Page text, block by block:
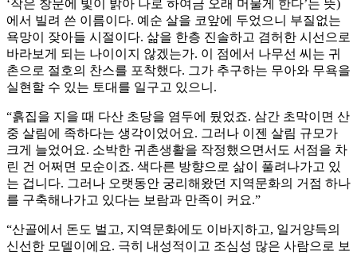
‘작은 창문에 빛이 밝아 나로 하여금 오래 머물게 한다’는 뜻)
에서 빌려 쓴 이름이다. 예순 살을 코앞에 두었으니 부질없는
욕망이 잦아들 시절이다. 삶을 한층 진솔하고 겸허한 시선으로
바라보게 되는 나이이지 않겠는가. 이 점에서 나무선 씨는 귀
촌으로 절호의 찬스를 포착했다. 그가 추구하는 무아와 무욕을
실현할 수 있는 토대를 일구고 있으니.
“흙집을 지을 때 다산 초당을 염두에 뒀었죠. 삼간 초막이면 산
중 살림에 족하다는 생각이었어요. 그러나 이젠 살림 규모가
크게 늘었어요. 소박한 귀촌생활을 작정했으면서도 서점을 차
린 건 어쩌면 모순이죠. 색다른 방향으로 삶이 풀려나가고 있
는 겁니다. 그러나 오랫동안 궁리해왔던 지역문화의 거점 하나
를 구축해나가고 있다는 보람과 만족이 커요.”
“산골에서 돈도 벌고, 지역문화에도 이바지하고, 일거양득의
신선한 모델이에요. 극히 내성적이고 조심성 많은 사람으로 보